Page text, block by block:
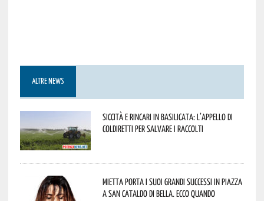
ALTRE NEWS
Siccità e rincari in Basilicata: l’appello di
Coldiretti per salvare i raccolti
Mietta porta i suoi grandi successi in piazza
a San Cataldo di Bella. Ecco quando